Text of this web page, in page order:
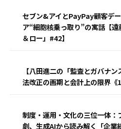
セブン&アイとPayPay顧客デ
ア“細胞核乗っ取り”の寓話【
＆ロー」#42】
【八田進二の「監査とガバナ
法改正の画期と会計上の限界《
制度・運用・文化の三位一体
劇、生成AIから読み解く「企